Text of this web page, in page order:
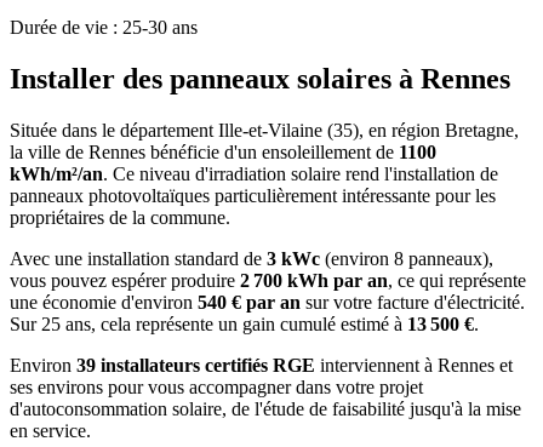
Durée de vie : 25-30 ans
Installer des panneaux solaires à Rennes
Située dans le département Ille-et-Vilaine (35), en région Bretagne,
la ville de Rennes bénéficie d'un ensoleillement de 1100
kWh/m²/an. Ce niveau d'irradiation solaire rend l'installation de
panneaux photovoltaïques particulièrement intéressante pour les
propriétaires de la commune.
Avec une installation standard de 3 kWc (environ 8 panneaux),
vous pouvez espérer produire 2 700 kWh par an, ce qui représente
une économie d'environ 540 € par an sur votre facture d'électricité.
Sur 25 ans, cela représente un gain cumulé estimé à 13 500 €.
Environ 39 installateurs certifiés RGE interviennent à Rennes et
ses environs pour vous accompagner dans votre projet
d'autoconsommation solaire, de l'étude de faisabilité jusqu'à la mise
en service.